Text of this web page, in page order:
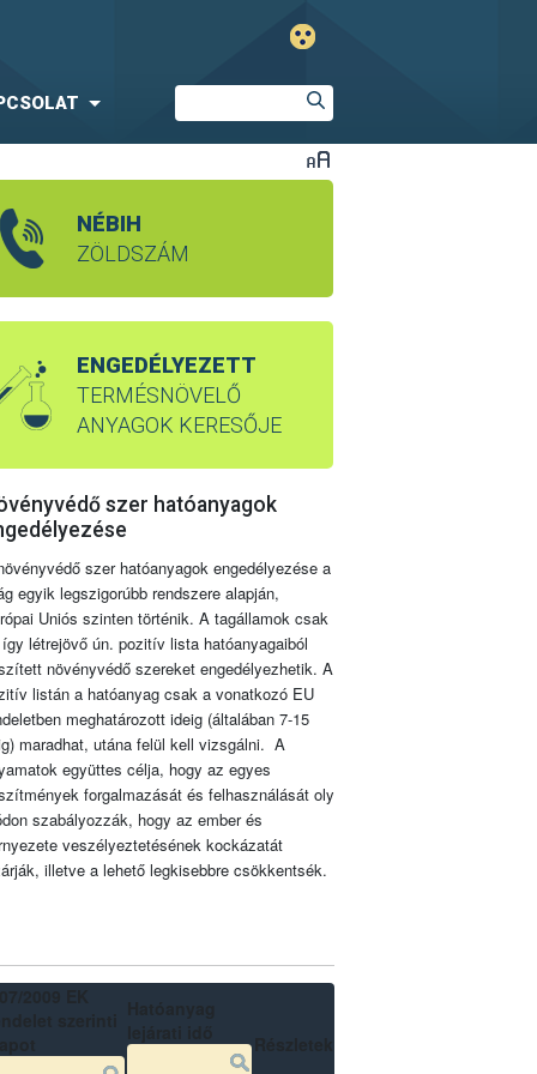
NÉBIH
ZÖLDSZÁM
ENGEDÉLYEZETT
TERMÉSNÖVELŐ
ANYAGOK KERESŐJE
szer hatóanyagok
szer hatóanyagok engedélyezése a
egyik legszigorúbb rendszere alapján,
Uniós szinten történik. A tagállamok csak
létrejövő ún. pozitív lista hatóanyagaiból
növényvédő szereket engedélyezhetik. A
listán a hatóanyag csak a vonatkozó EU
meghatározott ideig (általában 7-15
maradhat, utána felül kell vizsgálni. A
együttes célja, hogy az egyes
forgalmazását és felhasználását oly
szabályozzák, hogy az ember és
veszélyeztetésének kockázatát
illetve a lehető legkisebbre csökkentsék.